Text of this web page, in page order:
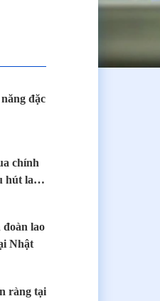
đặc
chính
hút lao
lao
Nhật
ràng tại